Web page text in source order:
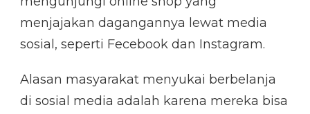
menjajakan dagangannya lewat media
sosial, seperti Fecebook dan Instagram.
Alasan masyarakat menyukai berbelanja
di sosial media adalah karena mereka bisa